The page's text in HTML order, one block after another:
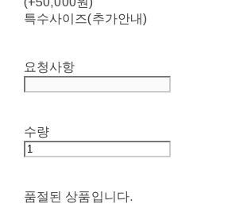
특수사이즈(추가안내)
요청사항
수량
품절된 상품입니다.